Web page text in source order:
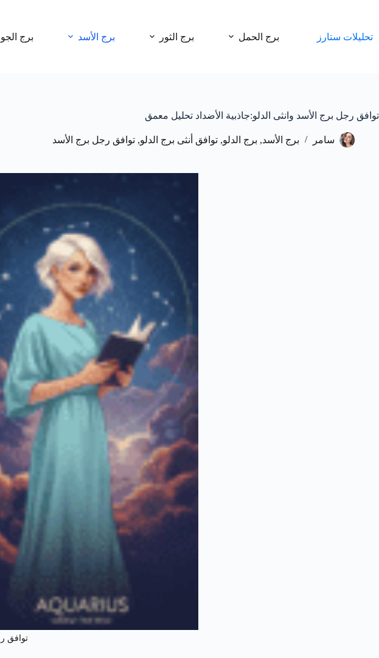
تحليلات ستارز برج الحمل برج الثور برج الأسد برج
توافق رجل برج الأسد وانثى الدلو:جاذبية الأضداد تحليل معمق
سامر برج الأسد, برج الدلو, توافق أنثى برج الدلو, توافق رجل برج الأسد
توافق